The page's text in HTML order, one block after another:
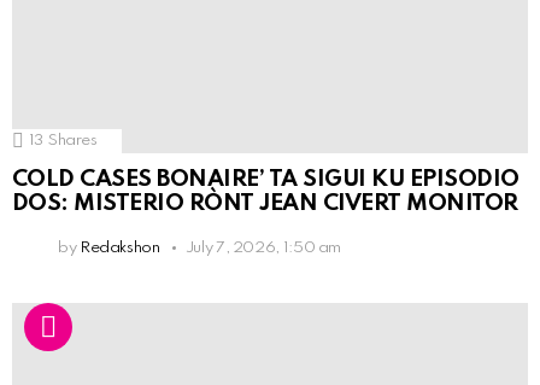
13 Shares
COLD CASES BONAIRE’ TA SIGUI KU EPISODIO
DOS: MISTERIO RÒNT JEAN CIVERT MONITOR
by Redakshon July 7, 2026, 1:50 am